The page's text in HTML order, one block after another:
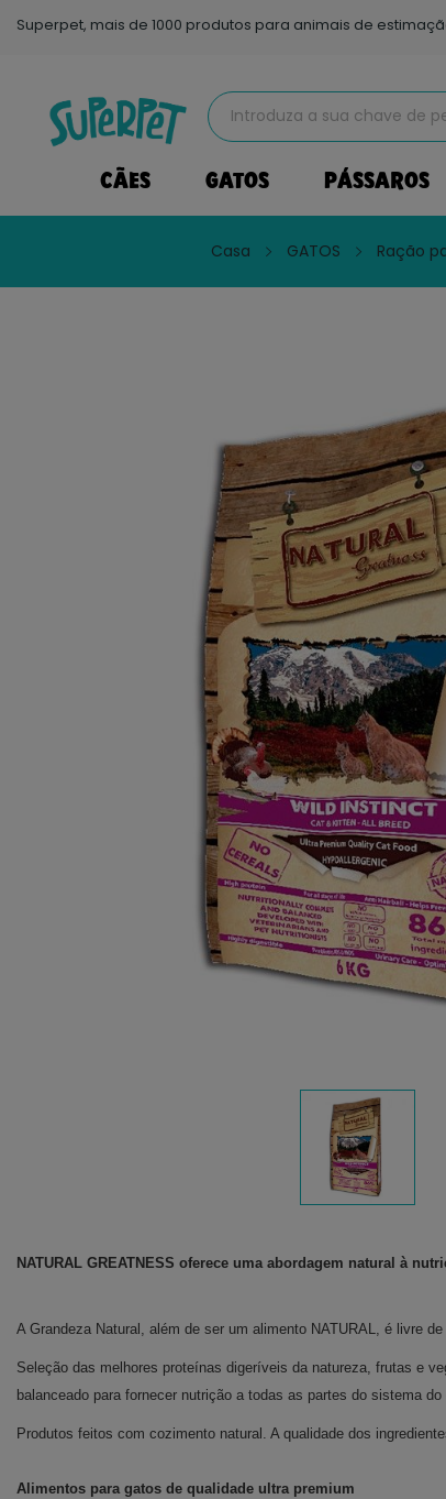
Superpet, mais de 1000 produtos para animais de
CÃES GATOS PÁSSAROS
Casa GATOS Ração
NATURAL GREATNESS oferece uma abordagem natural à
A Grandeza Natural, além de ser um alimento NATURAL, é livre
Seleção das melhores proteínas digeríveis da natureza, frutas e
balanceado para fornecer nutrição a todas as partes do sistema
Produtos feitos com cozimento natural. A qualidade dos
Alimentos para gatos de qualidade ultra premium